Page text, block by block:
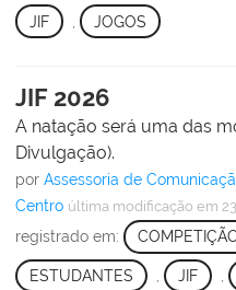
JIF JOGOS
JIF 2026
A natação será uma das
Divulgação).
por Assessoria de
Centro última modificação em
registrado em:
ESTUDANTES JIF